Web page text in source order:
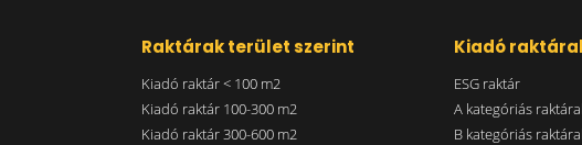
Raktárak terület szerint
Kiadó raktár < 100 m2
Kiadó raktár 100-300 m2
Kiadó raktár 300-600 m2
Kiadó
ESG raktár
A kategóriás
B kategóriás